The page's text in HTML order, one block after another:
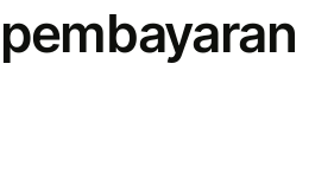
pembayaran